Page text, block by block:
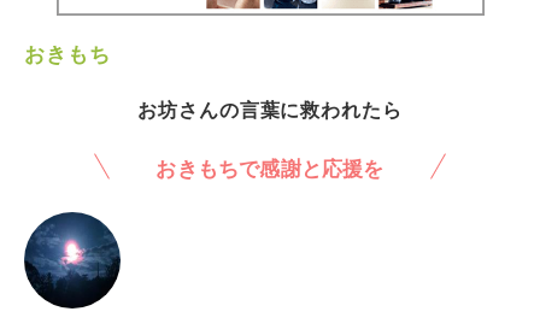
おきもち
お坊さんの言葉に救われたら
おきもちで感謝と応援を